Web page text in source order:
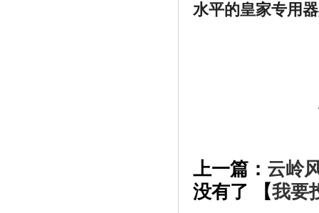
水平的皇家专用
上一篇： 云岭
没有了 【我要